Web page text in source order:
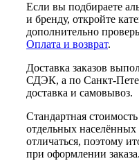
Если вы подбираете
и бренду, откройте
дополнительно
Оплата и возврат.
Доставка заказов
СДЭК, а по Санкт-
доставка и самовывоз.
Стандартная
отдельных
отличаться, поэтому
при оформлении заказа.